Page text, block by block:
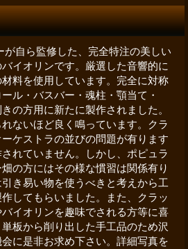
が自ら監修した、完全特注の美しい
イオリンです。厳選した音響的に
料を使用しています。完全に対称
ル・バスバー・魂柱・顎当て・
の方用に新たに製作されました。
ないほど良く鳴っています。クラ
ケストラの並びの問題が有ります
れていません。しかし、ポピュラ
の方にはその様な慣習は関係有り
き易い物を使うべきと考えから工
してもらいました。また、クラッ
イオリンを趣味でされる方等に喜
板から削り出した手工品のため沢
に是非お求め下さい。詳細写真を